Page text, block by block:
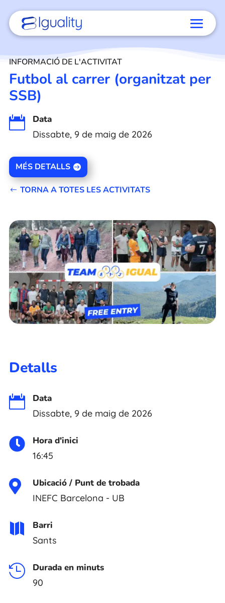
INFORMACIÓ DE L'ACTIVITAT
Futbol al carrer (organitzat per
SSB)

Data
Dissabte, 9 de maig de 2026
MÉS DETALLS
TORNA A TOTES LES ACTIVITATS
Detalls

Data
Dissabte, 9 de maig de 2026

Hora d'inici
16:45

Ubicació / Punt de trobada
INEFC Barcelona - UB

Barri
Sants

Durada en minuts
90